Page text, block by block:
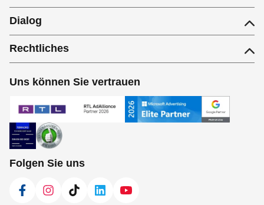
Dialog
Rechtliches
Uns können Sie vertrauen
Folgen Sie uns